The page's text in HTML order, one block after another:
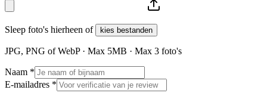
Sleep foto's hierheen of kies bestanden
JPG, PNG of WebP · Max 5MB · Max 3 foto's
Naam *
E-mailadres *